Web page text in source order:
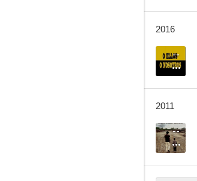
2016
--
2011
--